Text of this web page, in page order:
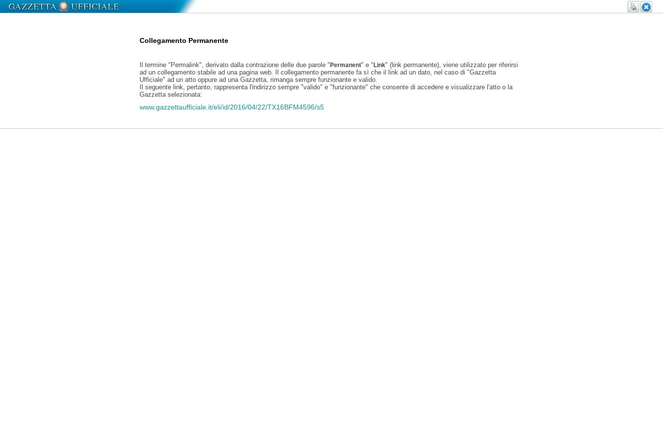
Collegamento Permanente
Il termine "Permalink", derivato dalla contrazione delle due parole "Permanent" e "Link" (link permanente), viene utilizzato per riferirsi
ad un collegamento stabile ad una pagina web. Il collegamento permanente fa sì che il link ad un dato, nel caso di "Gazzetta
Ufficiale" ad un atto oppure ad una Gazzetta, rimanga sempre funzionante e valido.
Il seguente link, pertanto, rappresenta l'indirizzo sempre "valido" e "funzionante" che consente di accedere e visualizzare l'atto o la
Gazzetta selezionata:
www.gazzettaufficiale.it/eli/id/2016/04/22/TX16BFM4596/s5